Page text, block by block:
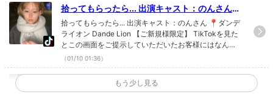
ャバ嬢 #神戸 #三宮
クラ #キャバ嬢 #神戸 #三宮 TikTokで記事を開くTHE
す❤
拾ってもらったら... 出演キャスト：のんさん
📍ダンデライオン Dande Lion 【ご新規様限
定】 TikTokを見たとこの画面をご提示してい
ただいたお客様にはなんと、1セット50分700
0円ボッキリ！！ さらにボトル1本サービ
ス！！是非、ご来店お待ちしております！✨ #
キャバクラ #キャバ嬢 #神戸 #三宮
拾ってもらったら... 出演キャスト：のんさん 📍ダンデ
ライオン Dande Lion 【ご新規様限定】 TikTokを見た
とこの画面をご提示していただいたお客様にはなん
と、1セット50分7000円ボッキリ！！ さらにボトル1
本サービス！！是非、ご来店お待ちしております！✨
#キャバクラ #キャバ嬢 #神戸 #三宮 TikTokで記事を開
くTHE LOUNGEのTikTokのフォローといいね！もお願
（01/10 01:36）
やっぱり？😂 出演キャスト：のんさん 📍ダン
デライオン Dande Lion 【ご新規様限定】 TikT
やっぱり？😂 出演キャスト：のんさん 📍ダンデライ
もう少し見る